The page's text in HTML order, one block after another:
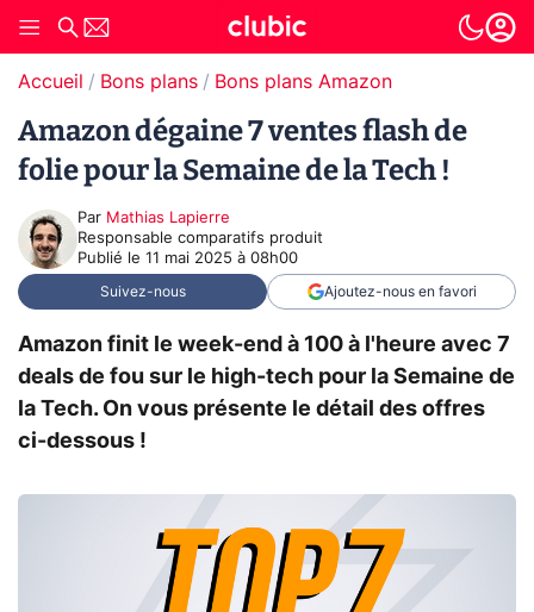
Accueil Bons plans Bons plans Amazon
Amazon dégaine 7 ventes flash de
folie pour la Semaine de la Tech !
Par Mathias Lapierre
Responsable comparatifs produit
Publié le 11 mai 2025 à 08h00
Suivez-nous Ajoutez-nous en favori
Amazon finit le week-end à 100 à l'heure avec 7
deals de fou sur le high-tech pour la Semaine de
la Tech. On vous présente le détail des offres
ci-dessous !